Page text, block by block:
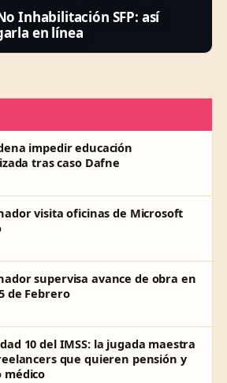
Inhabilitación SFP: así
en línea
impedir educación
tras caso Dafne
visita oficinas de Microsoft
supervisa avance de obra en
de Febrero
10 del IMSS: la jugada maestra
que quieren pensión y
médico